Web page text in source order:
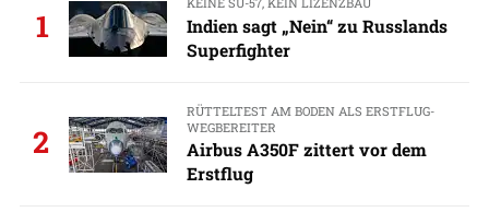
1
Indien sagt „Nein“ zu Russlands
Superfighter
2
RÜTTELTEST AM BODEN ALS ERSTFLUG-
WEGBEREITER
Airbus A350F zittert vor dem
Erstflug